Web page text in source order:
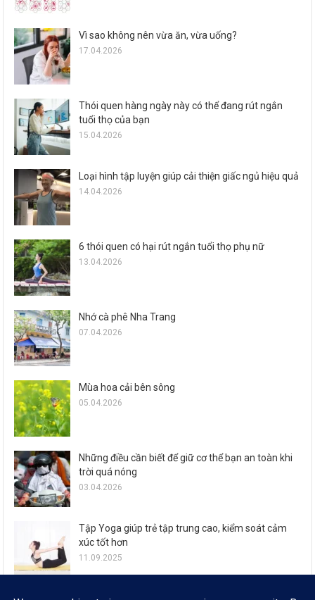
Vì sao không nên vừa ăn, vừa uống?
17.04.2026
Thói quen hàng ngày này có thể đang rút ngắn
tuổi thọ của bạn
15.04.2026
Loại hình tập luyện giúp cải thiện giấc ngủ hiệu quả
14.04.2026
6 thói quen có hại rút ngắn tuổi thọ phụ nữ
13.04.2026
Nhớ cà phê Nha Trang
07.04.2026
Mùa hoa cải bên sông
05.04.2026
Những điều cần biết để giữ cơ thể bạn an toàn khi
trời quá nóng
03.04.2026
Tập Yoga giúp trẻ tập trung cao, kiểm soát cảm
xúc tốt hơn
11.09.2025